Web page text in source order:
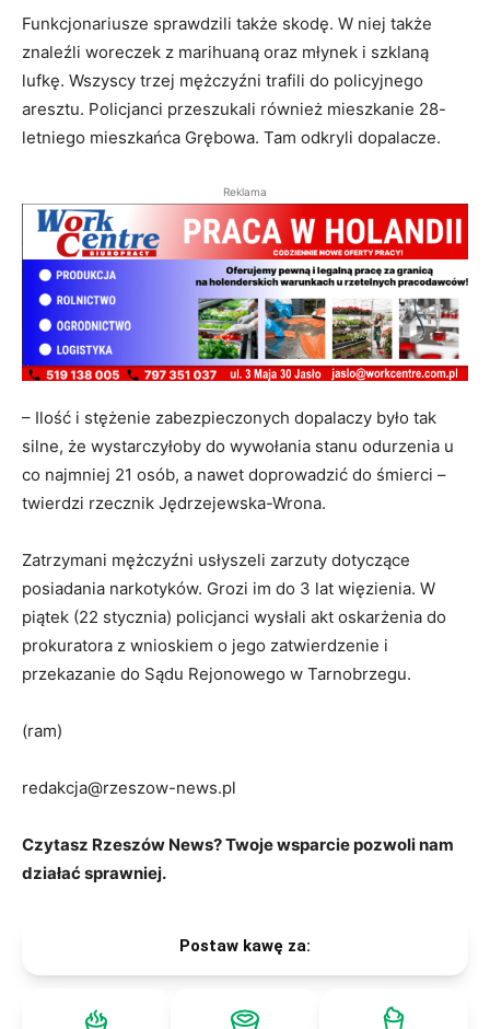
Funkcjonariusze sprawdzili także skodę. W niej także
znaleźli woreczek z marihuaną oraz młynek i szklaną
lufkę. Wszyscy trzej mężczyźni trafili do policyjnego
aresztu. Policjanci przeszukali również mieszkanie 28-
letniego mieszkańca Grębowa. Tam odkryli dopalacze.
Reklama
– Ilość i stężenie zabezpieczonych dopalaczy było tak
silne, że wystarczyłoby do wywołania stanu odurzenia u
co najmniej 21 osób, a nawet doprowadzić do śmierci –
twierdzi rzecznik Jędrzejewska-Wrona.
Zatrzymani mężczyźni usłyszeli zarzuty dotyczące
posiadania narkotyków. Grozi im do 3 lat więzienia. W
piątek (22 stycznia) policjanci wysłali akt oskarżenia do
prokuratora z wnioskiem o jego zatwierdzenie i
przekazanie do Sądu Rejonowego w Tarnobrzegu.
(ram)
redakcja@rzeszow-news.pl
Czytasz Rzeszów News? Twoje wsparcie pozwoli nam
działać sprawniej.
Postaw kawę za: